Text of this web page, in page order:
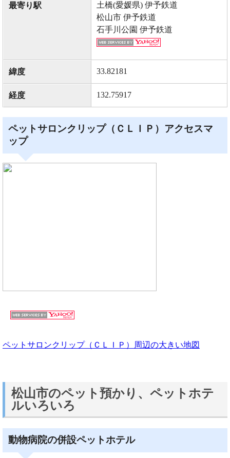
最寄り駅
土橋(愛媛県) 伊予鉄道
松山市 伊予鉄道
石手川公園 伊予鉄道
緯度 33.82181
経度 132.75917
ペットサロンクリップ（ＣＬＩＰ）アクセスマ
ップ
ペットサロンクリップ（ＣＬＩＰ）周辺の大きい地図
松山市のペット預かり、ペットホテ
ルいろいろ
動物病院の併設ペットホテル